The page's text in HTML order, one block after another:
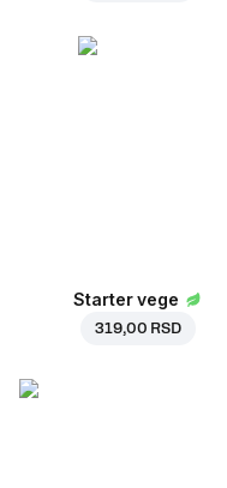
Starter vege
319,00 RSD